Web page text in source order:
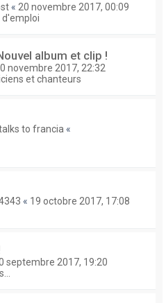
« 20 novembre 2017, 00:09
d'emploi
album et clip !
novembre 2017, 22:32
et chanteurs
to francia «
« 19 octobre 2017, 17:08
septembre 2017, 19:20